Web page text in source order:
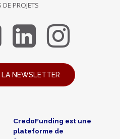
PROJETS
LA NEWSLETTER
CredoFunding est une
plateforme de